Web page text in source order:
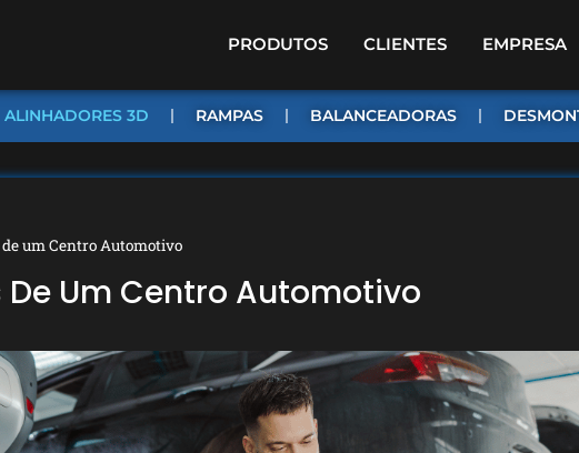
PRODUTOS CLIENTES EMPRESA
ALINHADORES 3D RAMPAS BALANCEADORAS
de um Centro Automotivo
De Um Centro Automotivo